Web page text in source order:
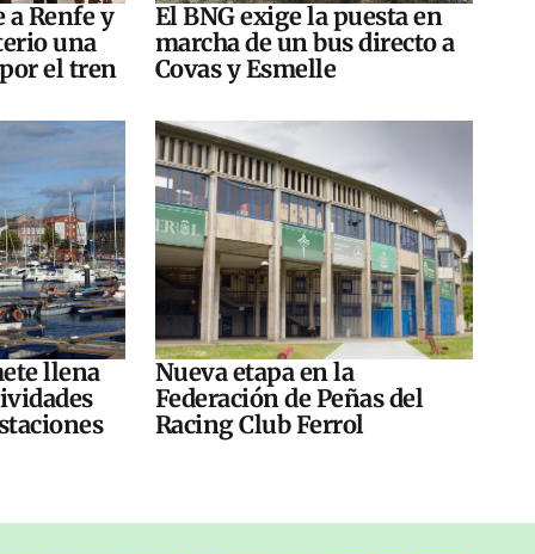
Renfe y
una
el tren
El BNG exige la puesta en
marcha de un bus directo a
Covas y Esmelle
llena
Nueva etapa en la
Federación de Peñas del
Racing Club Ferrol